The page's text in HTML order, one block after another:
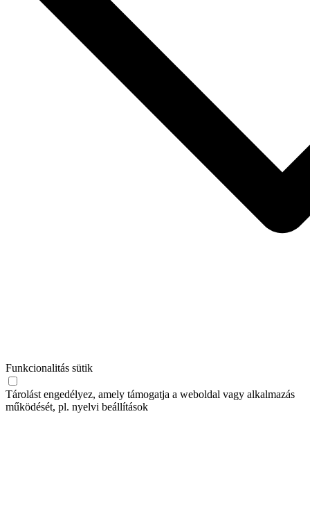
Funkcionalitás sütik
Tárolást engedélyez, amely támogatja a weboldal vagy alkalmazás
működését, pl. nyelvi beállítások